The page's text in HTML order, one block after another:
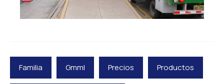
Familia Gmml Precios Productos